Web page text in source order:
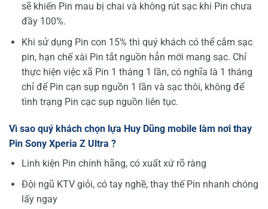
sẽ khiến Pin mau bị chai và không rút sạc khi Pin chưa
đầy 100%.
Khi sử dụng Pin con 15% thì quý khách có thể cắm sạc
pin, hạn chế xài Pin tắt nguồn hẳn mới mang sạc. Chỉ
thực hiện việc xã Pin 1 tháng 1 lần, có nghĩa là 1 tháng
chỉ để Pin cạn sụp nguồn 1 lần và sạc thôi, không để
tình trạng Pin cạc sụp nguồn liên tục.
Vì sao quý khách chọn lựa Huy Dũng mobile làm nơi thay
Pin Sony Xperia Z Ultra ?
Linh kiện Pin chính hãng, có xuất xứ rõ ràng
Đội ngũ KTV giỏi, có tay nghề, thay thế Pin nhanh chóng
lấy ngay